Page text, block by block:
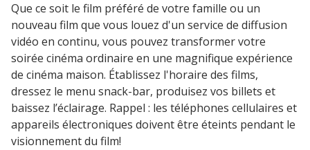
Que ce soit le film préféré de votre famille ou un
nouveau film que vous louez d'un service de diffusion
vidéo en continu, vous pouvez transformer votre
soirée cinéma ordinaire en une magnifique expérience
de cinéma maison. Établissez l'horaire des films,
dressez le menu snack-bar, produisez vos billets et
baissez l’éclairage. Rappel : les téléphones cellulaires et
appareils électroniques doivent être éteints pendant le
visionnement du film!